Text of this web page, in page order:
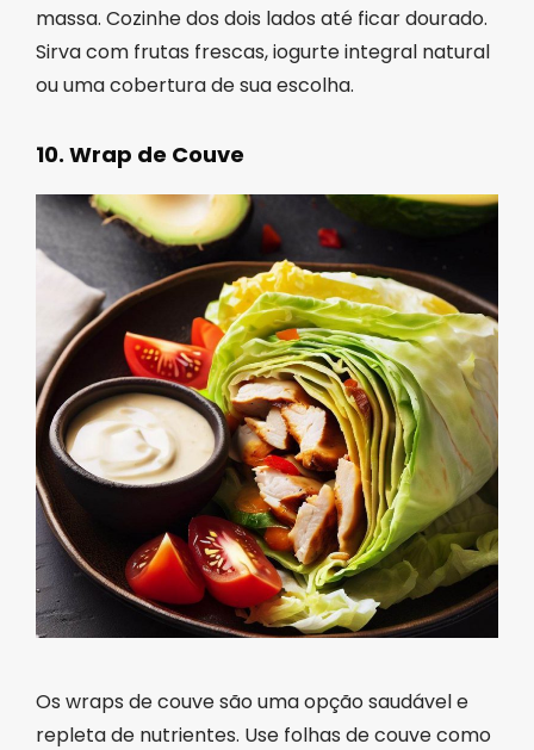
massa. Cozinhe dos dois lados até ficar dourado.
Sirva com frutas frescas, iogurte integral natural
ou uma cobertura de sua escolha.
10. Wrap de Couve
Os wraps de couve são uma opção saudável e
repleta de nutrientes. Use folhas de couve como